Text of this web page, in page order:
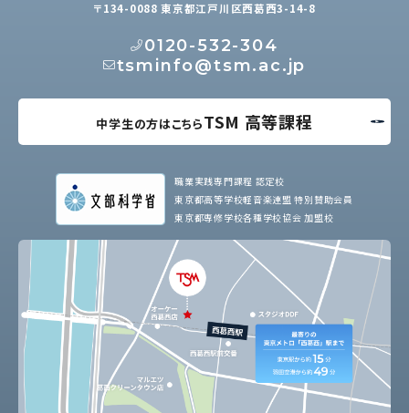
〒134-0088 東京都江戸川区西葛西3-14-8
0120-532-304
tsminfo@tsm.ac.jp
中学生の方はこちらTSM 高等課程
職業実践専門課程 認定校
東京都高等学校軽音楽連盟 特別賛助会員
東京都専修学校各種学校協会 加盟校